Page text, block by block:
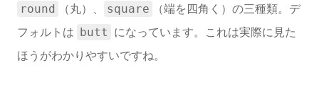
round （丸）、 square
（端を四角く）の三種類。デ
フォルトは
butt になっています。これは実際に見た
ほうがわかりやすいですね。